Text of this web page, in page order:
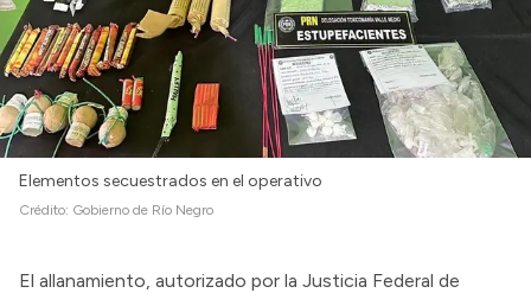
Elementos secuestrados en el operativo
Crédito: Gobierno de Río Negro
El allanamiento, autorizado por la Justicia Federal de